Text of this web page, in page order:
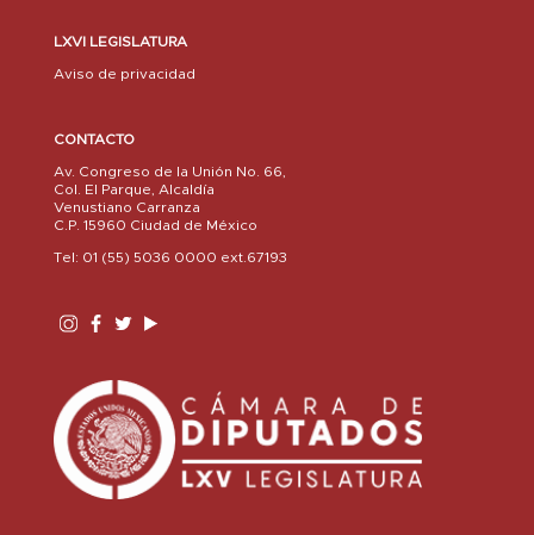
LXVI LEGISLATURA
Aviso de privacidad
CONTACTO
Av. Congreso de la Unión No. 66,
Col. El Parque, Alcaldía
Venustiano Carranza
C.P. 15960 Ciudad de México
Tel: 01 (55) 5036 0000 ext.67193